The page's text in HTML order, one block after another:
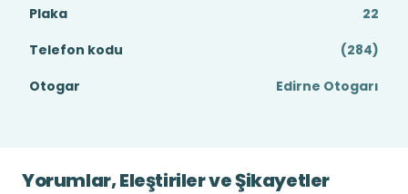
Plaka
22
Telefon kodu
(284)
Otogar
Edirne Otogarı
Yorumlar, Eleştiriler ve Şikayetler